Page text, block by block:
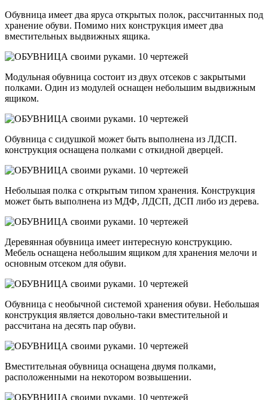
Обувница имеет два яруса открытых полок, рассчитанных под
хранение обуви. Помимо них конструкция имеет два
вместительных выдвижных ящика.
Модульная обувница состоит из двух отсеков с закрытыми
полками. Один из модулей оснащен небольшим выдвижным
ящиком.
Обувница с сидушкой может быть выполнена из ЛДСП.
конструкция оснащена полками с откидной дверцей.
Небольшая полка с открытым типом хранения. Конструкция
может быть выполнена из МДФ, ЛДСП, ДСП либо из дерева.
Деревянная обувница имеет интересную конструкцию.
Мебель оснащена небольшим ящиком для хранения мелочи и
основным отсеком для обуви.
Обувница с необычной системой хранения обуви. Небольшая
конструкция является довольно-таки вместительной и
рассчитана на десять пар обуви.
Вместительная обувница оснащена двумя полками,
расположенными на некотором возвышении.